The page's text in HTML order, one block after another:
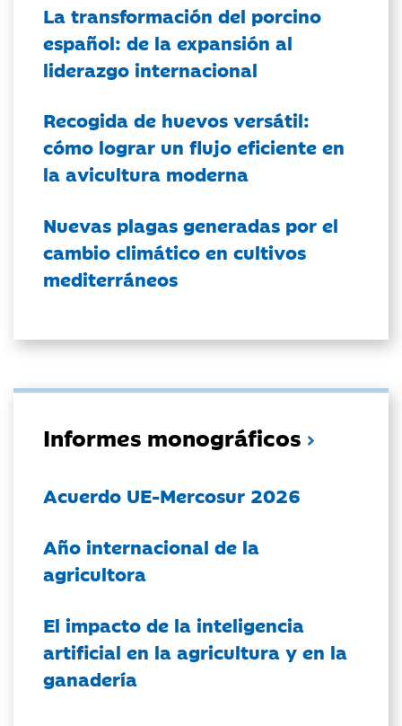
La transformación del porcino
español: de la expansión al
liderazgo internacional
Recogida de huevos versátil:
cómo lograr un flujo eficiente en
la avicultura moderna
Nuevas plagas generadas por el
cambio climático en cultivos
mediterráneos
Informes monográficos
Acuerdo UE-Mercosur 2026
Año internacional de la
agricultora
El impacto de la inteligencia
artificial en la agricultura y en la
ganadería